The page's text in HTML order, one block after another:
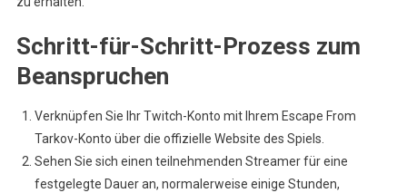
Schritt-für-Schritt-Prozess zum
Beanspruchen
Verknüpfen Sie Ihr Twitch-Konto mit Ihrem Escape From
Tarkov-Konto über die offizielle Website des Spiels.
Sehen Sie sich einen teilnehmenden Streamer für eine
festgelegte Dauer an, normalerweise einige Stunden,